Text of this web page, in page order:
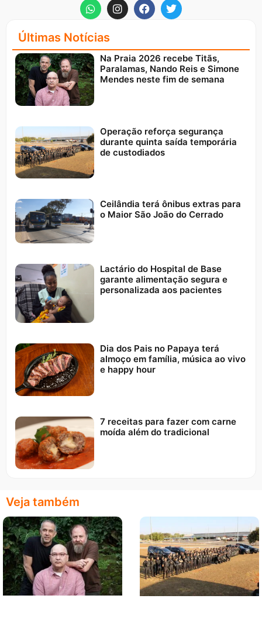
Últimas Notícias
Na Praia 2026 recebe Titãs,
Paralamas, Nando Reis e Simone
Mendes neste fim de semana
Operação reforça segurança
durante quinta saída temporária
de custodiados
Ceilândia terá ônibus extras para
o Maior São João do Cerrado
Lactário do Hospital de Base
garante alimentação segura e
personalizada aos pacientes
Dia dos Pais no Papaya terá
almoço em família, música ao vivo
e happy hour
7 receitas para fazer com carne
moída além do tradicional
Veja também